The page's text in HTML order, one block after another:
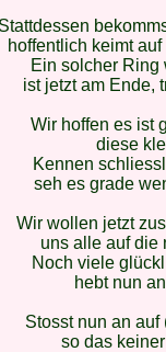
Stattdessen
hoffentlich keimt
Ein solcher Ring
ist jetzt am Ende,
Wir hoffen es ist
diese
Kennen
seh es grade
Wir wollen jetzt
uns alle auf die
Noch viele
hebt nun
Stosst nun an
so das